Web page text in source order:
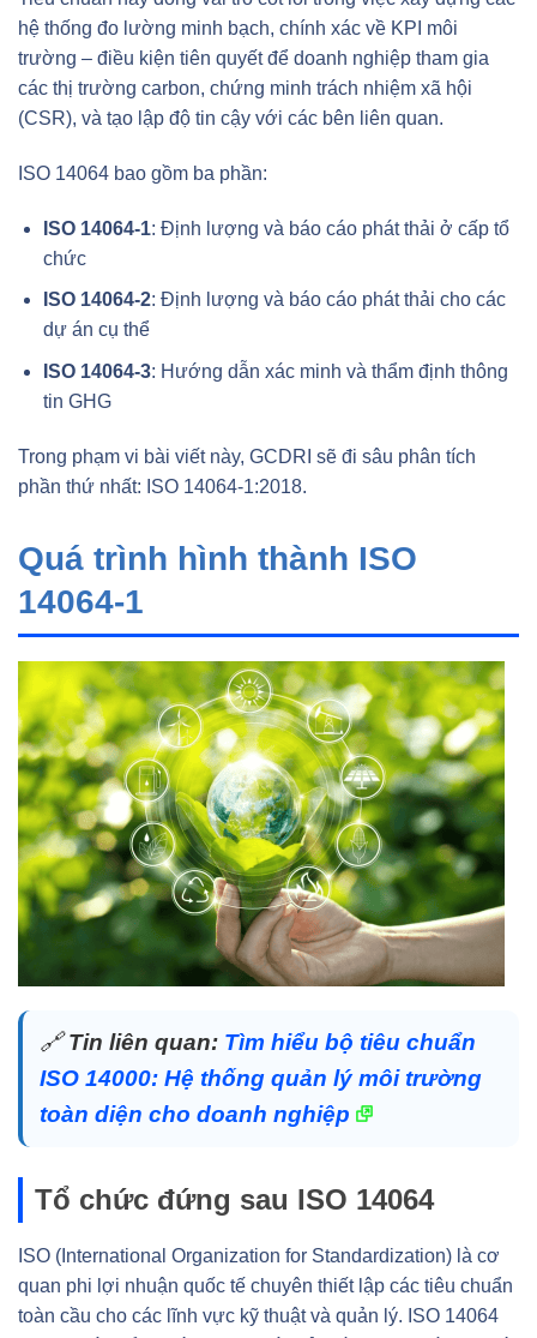
hệ thống đo lường minh bạch, chính xác về KPI môi
trường – điều kiện tiên quyết để doanh nghiệp tham gia
các thị trường carbon, chứng minh trách nhiệm xã hội
(CSR), và tạo lập độ tin cậy với các bên liên quan.
ISO 14064 bao gồm ba phần:
ISO 14064-1: Định lượng và báo cáo phát thải ở cấp tổ
chức
ISO 14064-2: Định lượng và báo cáo phát thải cho các
dự án cụ thể
ISO 14064-3: Hướng dẫn xác minh và thẩm định thông
tin GHG
Trong phạm vi bài viết này, GCDRI sẽ đi sâu phân tích
phần thứ nhất: ISO 14064-1:2018.
Quá trình hình thành ISO
14064-1
🔗Tin liên quan: Tìm hiểu bộ tiêu chuẩn
ISO 14000: Hệ thống quản lý môi trường
toàn diện cho doanh nghiệp
Tổ chức đứng sau ISO 14064
ISO (International Organization for Standardization) là cơ
quan phi lợi nhuận quốc tế chuyên thiết lập các tiêu chuẩn
toàn cầu cho các lĩnh vực kỹ thuật và quản lý. ISO 14064